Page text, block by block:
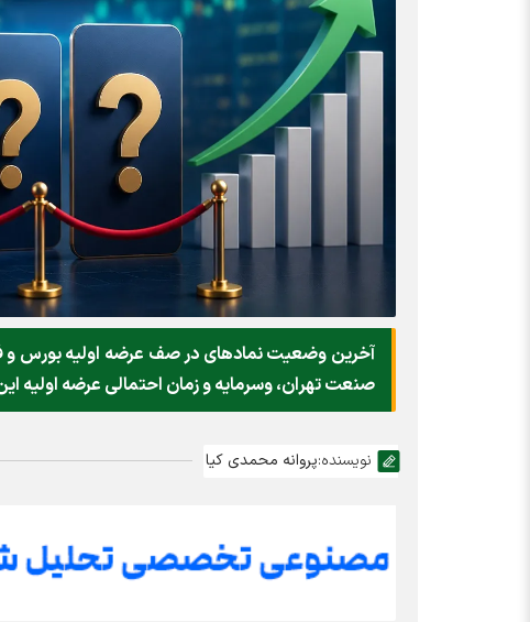
آخرین وضعیت نمادهای در صف عرضه اولیه بورس و
صنعت تهران، وسرمایه و زمان احتمالی عرضه اولیه
نویسنده:پروانه محمدی کیا